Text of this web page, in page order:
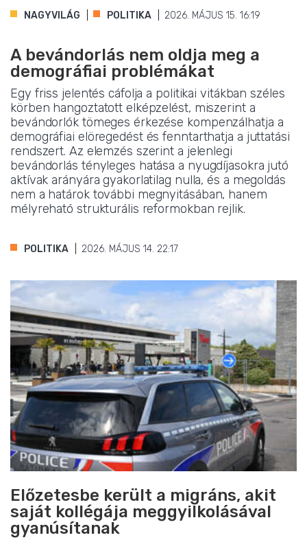
NAGYVILÁG POLITIKA 2026. MÁJUS 15. 16:19
A bevándorlás nem oldja meg a
demográfiai problémákat
Egy friss jelentés cáfolja a politikai vitákban széles
körben hangoztatott elképzelést, miszerint a
bevándorlók tömeges érkezése kompenzálhatja a
demográfiai elöregedést és fenntarthatja a juttatási
rendszert. Az elemzés szerint a jelenlegi
bevándorlás tényleges hatása a nyugdíjasokra jutó
aktívak arányára gyakorlatilag nulla, és a megoldás
nem a határok további megnyitásában, hanem
mélyreható strukturális reformokban rejlik.
POLITIKA 2026. MÁJUS 14. 22:17
Előzetesbe került a migráns, akit
saját kollégája meggyilkolásával
gyanúsítanak